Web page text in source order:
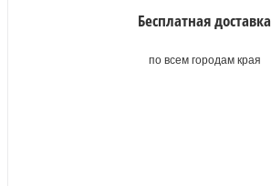
Бесплатная доставка
по всем городам края